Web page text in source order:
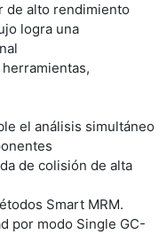
de alto rendimiento
logra una
el análisis simultáneo
de colisión de alta
Smart MRM.
por modo Single GC-